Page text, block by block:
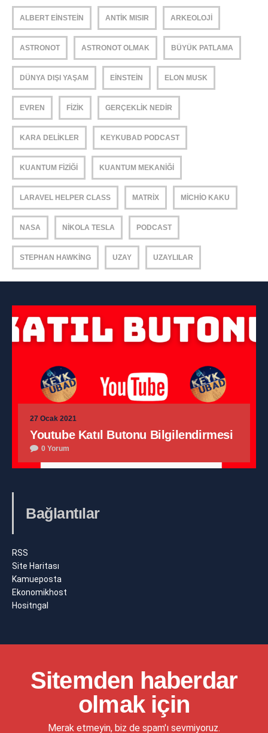
ALBERT EINSTEIN ANTIK MISIR ARKEOLOJI
ASTRONOT ASTRONOT OLMAK BÜYÜK PATLAMA
DÜNYA DIŞI YAŞAM EINSTEIN ELON MUSK
EVREN FIZIK GERÇEKLIK NEDIR
KARA DELIKLER KEYKUBAD PODCAST
KUANTUM FIZIĞI KUANTUM MEKANIĞI
LARAVEL HELPER CLASS MATRIX MICHIO KAKU
NASA NIKOLA TESLA PODCAST
STEPHAN HAWKING UZAY UZAYLILAR
27 Ocak 2021
Youtube Katıl Butonu Bilgilendirmesi
0 Yorum
Bağlantılar
RSS
Site Haritası
Kamueposta
Ekonomikhost
Hositngal
Sitemden haberdar
olmak için
Merak etmeyin, biz de spam'ı sevmiyoruz.